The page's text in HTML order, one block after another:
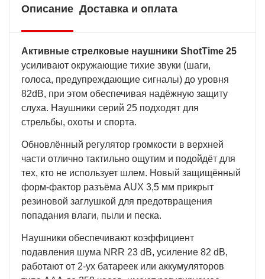
Описание Доставка и оплата
Активные стрелковые наушники ShotTime 25
усиливают окружающие тихие звуки (шаги,
голоса, предупреждающие сигналы) до уровня
82dB, при этом обеспечивая надёжную защиту
слуха. Наушники серий 25 подходят для
стрельбы, охоты и спорта.
Обновлённый регулятор громкости в верхней
части отлично тактильно ощутим и подойдёт для
тех, кто не использует шлем. Новый защищённый
форм-фактор разъёма AUX 3,5 мм прикрыт
резиновой заглушкой для предотвращения
попадания влаги, пыли и песка.
Наушники обеспечивают коэффициент
подавления шума NRR 23 dB, усиление 82 dB,
работают от 2-ух батареек или аккумуляторов